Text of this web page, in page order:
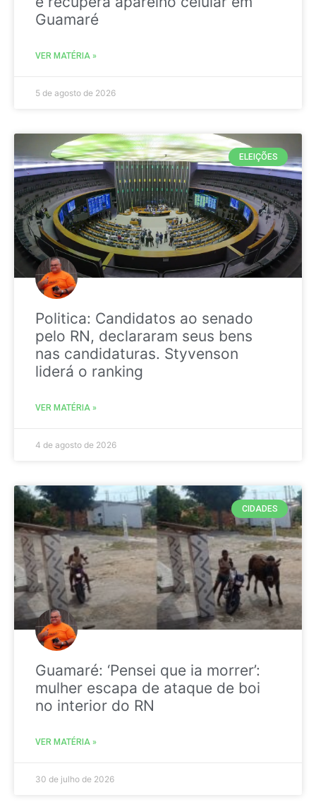
Guamaré
VER MATÉRIA »
5 de agosto de 2026
ELEIÇÕES
Politica: Candidatos ao senado
pelo RN, declararam seus bens
nas candidaturas. Styvenson
liderá o ranking
VER MATÉRIA »
4 de agosto de 2026
CIDADES
Guamaré: ‘Pensei que ia morrer’:
mulher escapa de ataque de boi
no interior do RN
VER MATÉRIA »
30 de julho de 2026